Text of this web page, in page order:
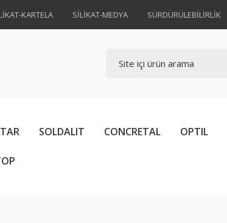
KARTELA SİLİKAT-MEDYA SÜRDÜRÜLEBİLİRLİK
SOLDALIT CONCRETAL OPTIL